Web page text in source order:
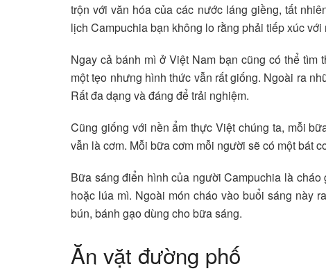
trộn với văn hóa của các nước láng giềng, tất
lịch Campuchia bạn không lo rằng phải tiếp xúc
Ngay cả bánh mì ở Việt Nam bạn cũng có thể
một tẹo nhưng hình thức vẫn rất giống. Ngoài ra
Rất đa dạng và đáng để trải nghiệm.
Cũng giống với nền ẩm thực Việt chúng ta, mỗi
vẫn là cơm. Mỗi bữa cơm mỗi người sẽ có một bát
Bữa sáng điển hình của người Campuchia là
hoặc lúa mì. Ngoài món cháo vào buổi sáng này
bún, bánh gạo dùng cho bữa sáng.
Ăn vặt đường phố